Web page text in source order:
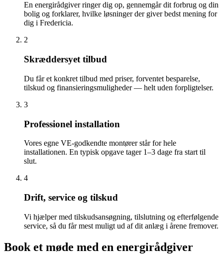
En energirådgiver ringer dig op, gennemgår dit forbrug og din
bolig og forklarer, hvilke løsninger der giver bedst mening for
dig i Fredericia.
2
Skræddersyet tilbud
Du får et konkret tilbud med priser, forventet besparelse,
tilskud og finansieringsmuligheder — helt uden forpligtelser.
3
Professionel installation
Vores egne VE-godkendte montører står for hele
installationen. En typisk opgave tager 1–3 dage fra start til
slut.
4
Drift, service og tilskud
Vi hjælper med tilskudsansøgning, tilslutning og efterfølgende
service, så du får mest muligt ud af dit anlæg i årene fremover.
Book et møde med en energirådgiver